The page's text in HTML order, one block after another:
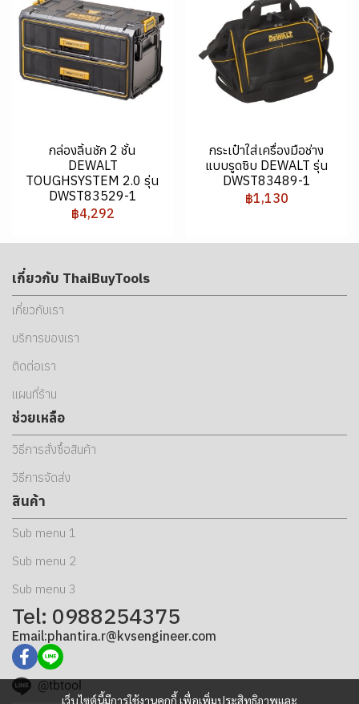
กล่องลิ้นชัก 2 ชั้น
DEWALT
TOUGHSYSTEM 2.0 รุ่น
DWST83529-1
฿4,292
กระเป๋าใส่เครื่องมือช่าง
แบบรูดซิบ DEWALT รุ่น
DWST83489-1
฿1,130
เว็บไซต์นี้มีการใช้งานคุกกี้ เพื่อเพิ่มประสิทธิภาพและ
เกี่ยวกับ ThaiBuyTools
เกี่ยวกับเรา
บริการของเรา
ติดต่อเรา
แผนที่ร้าน
ช่วยเหลือ
วิธีการสั่งซื้อสินค้า
วิธีการจัดส่ง
สินค้า
Sub menu 1
Sub menu 2
Sub menu 3
Tel: 0988254375
Email:phantira.r@kvsengineer.com
@tbtool